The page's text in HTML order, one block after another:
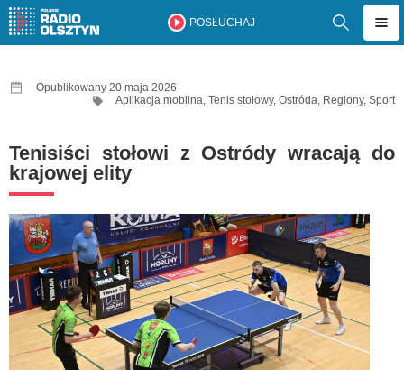
POSŁUCHAJ
Opublikowany 20 maja 2026
Aplikacja mobilna, Tenis stołowy, Ostróda, Regiony, Sport
Tenisiści stołowi z Ostródy wracają do
krajowej elity